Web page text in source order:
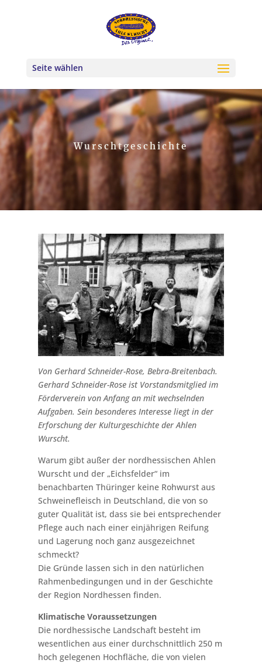
Seite wählen
Wurschtgeschichte
Von Gerhard Schneider-Rose, Bebra-Breitenbach.
Gerhard Schneider-Rose ist Vorstandsmitglied im
Förderverein von Anfang an mit wechselnden
Aufgaben. Sein besonderes Interesse liegt in der
Erforschung der Kulturgeschichte der Ahlen
Wurscht.
Warum gibt außer der nordhessischen Ahlen
Wurscht und der „Eichsfelder“ im
benachbarten Thüringer keine Rohwurst aus
Schweinefleisch in Deutschland, die von so
guter Qualität ist, dass sie bei entsprechender
Pflege auch nach einer einjährigen Reifung
und Lagerung noch ganz ausgezeichnet
schmeckt?
Die Gründe lassen sich in den natürlichen
Rahmenbedingungen und in der Geschichte
der Region Nordhessen finden.
Klimatische Voraussetzungen
Die nordhessische Landschaft besteht im
wesentlichen aus einer durchschnittlich 250 m
hoch gelegenen Hochfläche, die von vielen